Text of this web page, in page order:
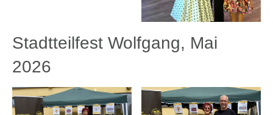
Stadtteilfest Wolfgang, Mai
2026